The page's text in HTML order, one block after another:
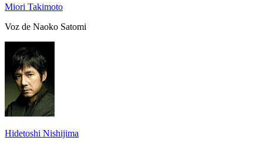
Miori Takimoto
Voz de Naoko Satomi
Hidetoshi Nishijima